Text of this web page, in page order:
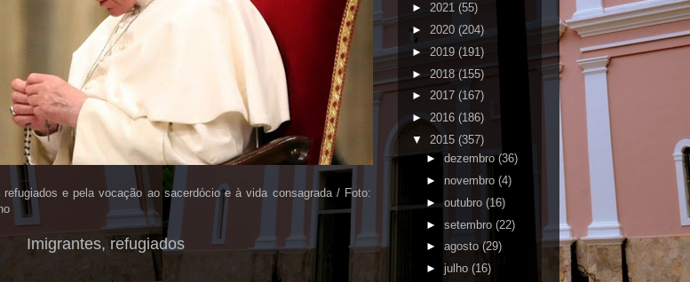
e pela vocação ao sacerdócio e à vida consagrada / Foto:
Imigrantes, refugiados
► 2021 (55)
► 2020 (204)
► 2019 (191)
► 2018(155)
► 2017 (167)
► 2016 (186)
▼ 2015 (357)
►dezembro(36)
► novembro (4)
► outubro (16)
► setembro (22)
► agosto(29)
► julho (16)